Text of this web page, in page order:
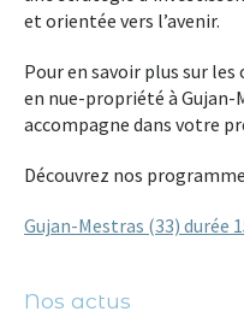
et orientée vers l’avenir.
Pour en savoir plus sur
en nue-propriété à Gujan-
accompagne dans votre
Découvrez nos
Gujan-Mestras (33) durée
Nos actus